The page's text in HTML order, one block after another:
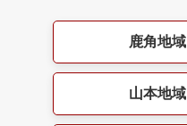
鹿角地域
山本地域